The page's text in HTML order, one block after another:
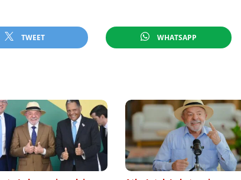
TWEET WHATSAPP